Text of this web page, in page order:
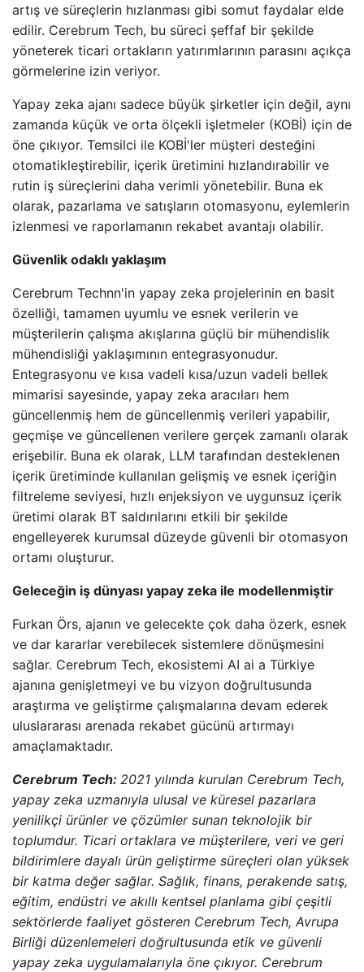
artış ve süreçlerin hızlanması gibi somut faydalar elde
edilir. Cerebrum Tech, bu süreci şeffaf bir şekilde
yöneterek ticari ortakların yatırımlarının parasını açıkça
görmelerine izin veriyor.
Yapay zeka ajanı sadece büyük şirketler için değil, aynı
zamanda küçük ve orta ölçekli işletmeler (KOBİ) için de
öne çıkıyor. Temsilci ile KOBİ'ler müşteri desteğini
otomatikleştirebilir, içerik üretimini hızlandırabilir ve
rutin iş süreçlerini daha verimli yönetebilir. Buna ek
olarak, pazarlama ve satışların otomasyonu, eylemlerin
izlenmesi ve raporlamanın rekabet avantajı olabilir.
Güvenlik odaklı yaklaşım
Cerebrum Technn'in yapay zeka projelerinin en basit
özelliği, tamamen uyumlu ve esnek verilerin ve
müşterilerin çalışma akışlarına güçlü bir mühendislik
mühendisliği yaklaşımının entegrasyonudur.
Entegrasyonu ve kısa vadeli kısa/uzun vadeli bellek
mimarisi sayesinde, yapay zeka aracıları hem
güncellenmiş hem de güncellenmiş verileri yapabilir,
geçmişe ve güncellenen verilere gerçek zamanlı olarak
erişebilir. Buna ek olarak, LLM tarafından desteklenen
içerik üretiminde kullanılan gelişmiş ve esnek içeriğin
filtreleme seviyesi, hızlı enjeksiyon ve uygunsuz içerik
üretimi olarak BT saldırılarını etkili bir şekilde
engelleyerek kurumsal düzeyde güvenli bir otomasyon
ortamı oluşturur.
Geleceğin iş dünyası yapay zeka ile modellenmiştir
Furkan Örs, ajanın ve gelecekte çok daha özerk, esnek
ve dar kararlar verebilecek sistemlere dönüşmesini
sağlar. Cerebrum Tech, ekosistemi AI ai a Türkiye
ajanına genişletmeyi ve bu vizyon doğrultusunda
araştırma ve geliştirme çalışmalarına devam ederek
uluslararası arenada rekabet gücünü artırmayı
amaçlamaktadır.
Cerebrum Tech: 2021 yılında kurulan Cerebrum Tech,
yapay zeka uzmanıyla ulusal ve küresel pazarlara
yenilikçi ürünler ve çözümler sunan teknolojik bir
toplumdur. Ticari ortaklara ve müşterilere, veri ve geri
bildirimlere dayalı ürün geliştirme süreçleri olan yüksek
bir katma değer sağlar. Sağlık, finans, perakende satış,
eğitim, endüstri ve akıllı kentsel planlama gibi çeşitli
sektörlerde faaliyet gösteren Cerebrum Tech, Avrupa
Birliği düzenlemeleri doğrultusunda etik ve güvenli
yapay zeka uygulamalarıyla öne çıkıyor. Cerebrum